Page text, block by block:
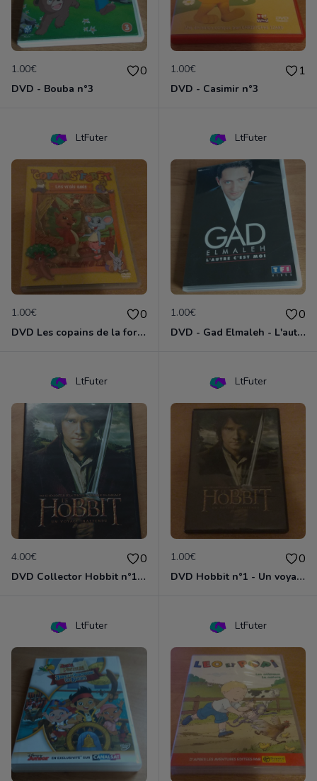
1.00€ 0
DVD - Bouba n°3
1.00€ 1
DVD - Casimir n°3
LtFuter
1.00€ 0
DVD Les copains de la forêt : les vrais amis
LtFuter
1.00€ 0
DVD - Gad Elmaleh - L'autre c'est moi
LtFuter
4.00€ 0
DVD Collector Hobbit n°1 - Un voyage inattendu
LtFuter
1.00€ 0
DVD Hobbit n°1 - Un voyage inattendu
LtFuter LtFuter